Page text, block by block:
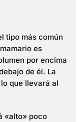
tipo más común
es
por encima
de él. La
que llevará al
«alto» poco